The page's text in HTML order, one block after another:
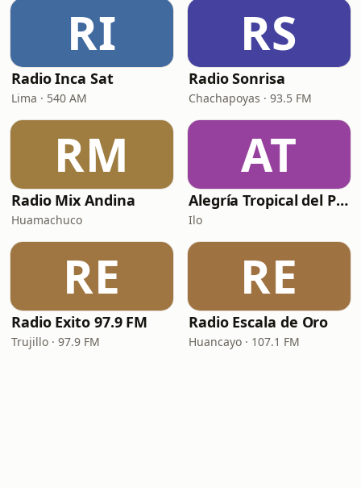
RI
Radio Inca Sat
Lima · 540 AM
RS
Radio Sonrisa
Chachapoyas · 93.5 FM
RM
Radio Mix Andina
Huamachuco
AT
Alegría Tropical del Perú
Ilo
RE
Radio Exito 97.9 FM
Trujillo · 97.9 FM
RE
Radio Escala de Oro
Huancayo · 107.1 FM